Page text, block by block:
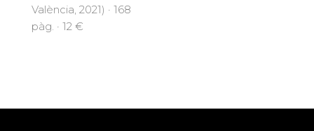
València, 2021) · 168
pàg. · 12 €